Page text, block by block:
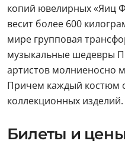
копий ювелирных «Яиц
весит более 600
мире групповая
музыкальные шедевры
артистов молниеносно
Причем каждый костюм
коллекционных изделий.
Билеты и